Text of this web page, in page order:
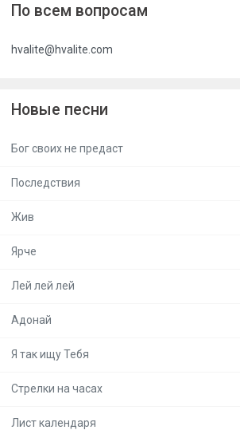
По всем вопросам
hvalite@hvalite.com
Новые песни
Бог своих не предаст
Последствия
Жив
Ярче
Лей лей лей
Адонай
Я так ищу Тебя
Стрелки на часах
Лист календаря